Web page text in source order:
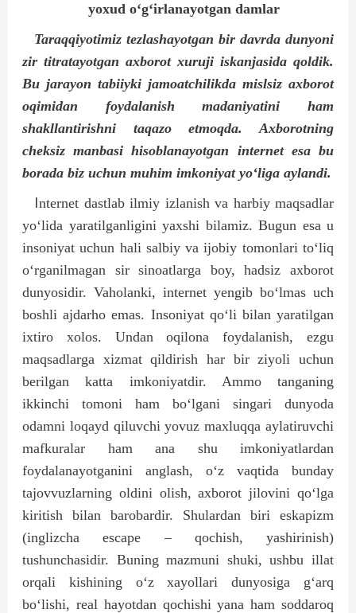
yoxud o‘g‘irlanayotgan damlar
Taraqqiyotimiz tezlashayotgan bir davrda dunyoni
zir titratayotgan axborot xuruji iskanjasida qoldik.
Bu jarayon tabiiyki jamoatchilikda mislsiz axborot
oqimidan foydalanish madaniyatini ham
shakllantirishni taqazo etmoqda. Axborotning
cheksiz manbasi hisoblanayotgan internet esa bu
borada biz uchun muhim imkoniyat yo‘liga aylandi.
Internet dastlab ilmiy izlanish va harbiy maqsadlar
yo‘lida yaratilganligini yaxshi bilamiz. Bugun esa u
insoniyat uchun hali salbiy va ijobiy tomonlari to‘liq
o‘rganilmagan sir sinoatlarga boy, hadsiz axborot
dunyosidir. Vaholanki, internet yengib bo‘lmas uch
boshli ajdarho emas. Insoniyat qo‘li bilan yaratilgan
ixtiro xolos. Undan oqilona foydalanish, ezgu
maqsadlarga xizmat qildirish har bir ziyoli uchun
berilgan katta imkoniyatdir. Ammo tanganing
ikkinchi tomoni ham bo‘lgani singari dunyoda
odamni loqayd qiluvchi yovuz maxluqqa aylatiruvchi
mafkuralar ham ana shu imkoniyatlardan
foydalanayotganini anglash, o‘z vaqtida bunday
tajovvuzlarning oldini olish, axborot jilovini qo‘lga
kiritish bilan barobardir. Shulardan biri eskapizm
(inglizcha escape – qochish, yashirinish)
tushunchasidir. Buning mazmuni shuki, ushbu illat
orqali kishining o‘z xayollari dunyosiga g‘arq
bo‘lishi, real hayotdan qochishi yana ham soddaroq